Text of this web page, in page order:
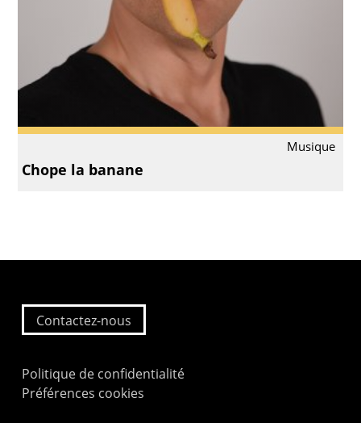
Musique
Chope la banane
Contactez-nous
Politique de confidentialité
Préférences cookies